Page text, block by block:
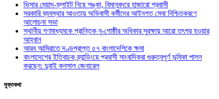
ভিসার মেয়াদ-ফ্লাইট নিয়ে শঙ্কা, বিমানবন্দরে হাজারো প্রবাসী
সরকারি ব্যবস্থার আওতায় অভিবাসী কর্মীদের আইনগত সেবা নিশ্চিতকরণে
আলোচনা সভা
স্থানীয় গণমাধ্যমকে প্রান্তিক নৃ-গোষ্ঠীর অধিকার সুরক্ষায় আরো তৎপর হওয়ার
আহ্বান
আরব আমিরাতে দণ্ডপ্রাপ্ত ৫৭ বাংলাদেশিকে ক্ষমা
বাংলাদেশের ইতিবাচক ব্র্যান্ডিংয়ে প্রবাসী সাংবাদিকরা গুরুত্বপূর্ণ ভূমিকা পালন
করছেন: দুবাই কনসাল জেনারেল
মুক্তকথা